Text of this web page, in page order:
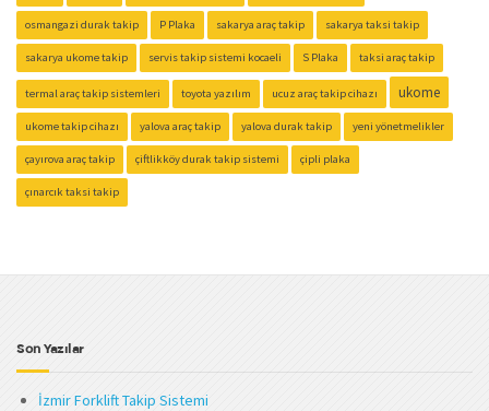
osmangazi durak takip P Plaka sakarya araç takip sakarya taksi takip
sakarya ukome takip servis takip sistemi kocaeli S Plaka taksi araç takip
termal araç takip sistemleri toyota yazılım ucuz araç takip cihazı ukome
ukome takip cihazı yalova araç takip yalova durak takip yeni yönetmelikler
çayırova araç takip çiftlikköy durak takip sistemi çipli plaka
çınarcık taksi takip
Son Yazılar
İzmir Forklift Takip Sistemi